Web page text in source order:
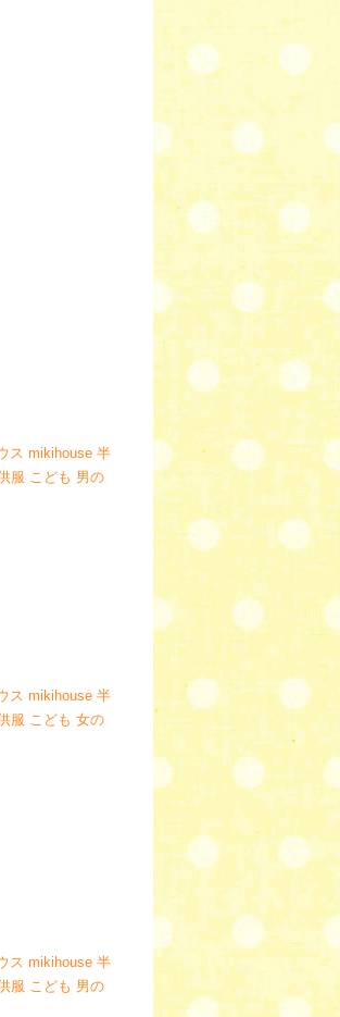
ス mikihouse 半
服 こども 男の
ス mikihouse 半
服 こども 女の
ス mikihouse 半
服 こども 男の